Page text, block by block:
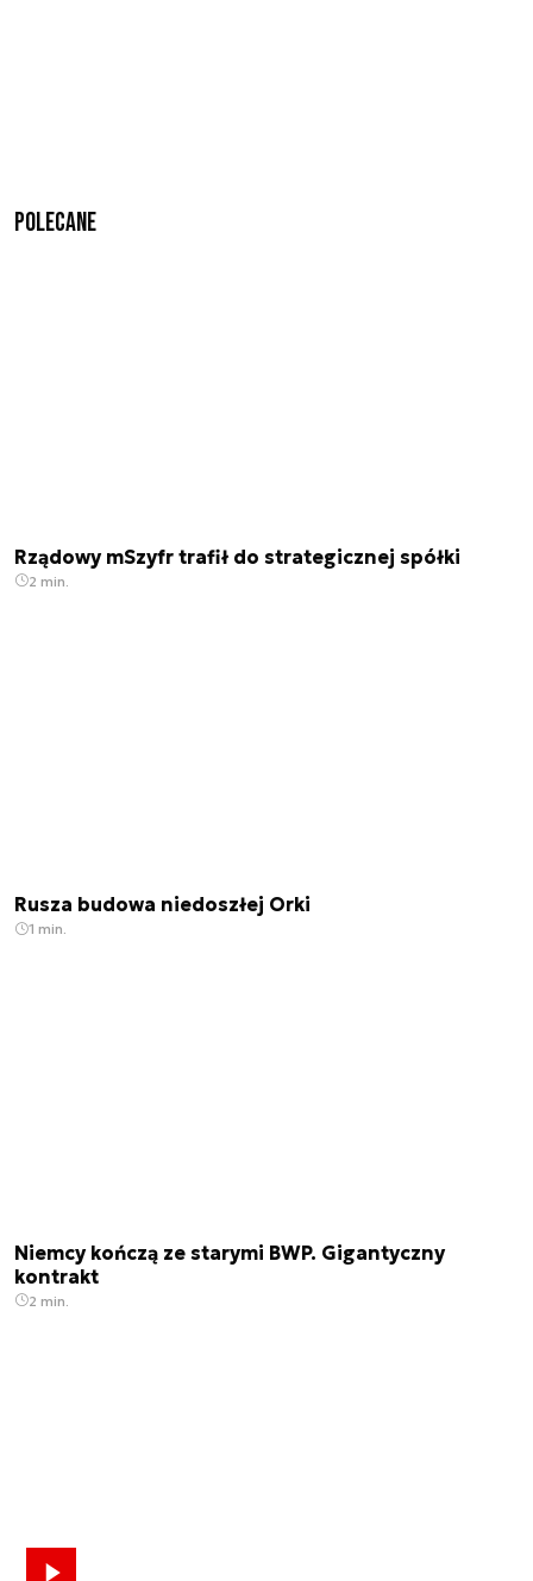
Polecane
Rządowy mSzyfr trafił do strategicznej spółki
2 min.
Rusza budowa niedoszłej Orki
1 min.
Niemcy kończą ze starymi BWP. Gigantyczny
kontrakt
2 min.